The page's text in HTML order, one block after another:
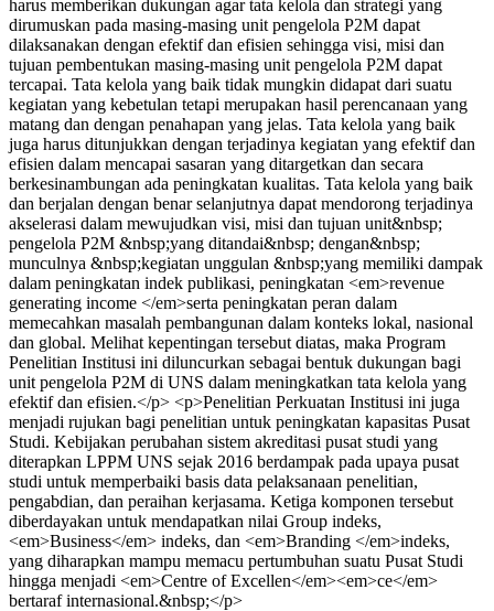
harus memberikan dukungan agar tata kelola dan strategi yang
dirumuskan pada masing-masing unit pengelola P2M dapat
dilaksanakan dengan efektif dan efisien sehingga visi, misi dan
tujuan pembentukan masing-masing unit pengelola P2M dapat
tercapai. Tata kelola yang baik tidak mungkin didapat dari suatu
kegiatan yang kebetulan tetapi merupakan hasil perencanaan yang
matang dan dengan penahapan yang jelas. Tata kelola yang baik
juga harus ditunjukkan dengan terjadinya kegiatan yang efektif dan
efisien dalam mencapai sasaran yang ditargetkan dan secara
berkesinambungan ada peningkatan kualitas. Tata kelola yang baik
dan berjalan dengan benar selanjutnya dapat mendorong terjadinya
akselerasi dalam mewujudkan visi, misi dan tujuan unit&nbsp;
pengelola P2M &nbsp;yang ditandai&nbsp; dengan&nbsp;
munculnya &nbsp;kegiatan unggulan &nbsp;yang memiliki dampak
dalam peningkatan indek publikasi, peningkatan <em>revenue
generating income </em>serta peningkatan peran dalam
memecahkan masalah pembangunan dalam konteks lokal, nasional
dan global. Melihat kepentingan tersebut diatas, maka Program
Penelitian Institusi ini diluncurkan sebagai bentuk dukungan bagi
unit pengelola P2M di UNS dalam meningkatkan tata kelola yang
efektif dan efisien.</p> <p>Penelitian Perkuatan Institusi ini juga
menjadi rujukan bagi penelitian untuk peningkatan kapasitas Pusat
Studi. Kebijakan perubahan sistem akreditasi pusat studi yang
diterapkan LPPM UNS sejak 2016 berdampak pada upaya pusat
studi untuk memperbaiki basis data pelaksanaan penelitian,
pengabdian, dan peraihan kerjasama. Ketiga komponen tersebut
diberdayakan untuk mendapatkan nilai Group indeks,
<em>Business</em> indeks, dan <em>Branding </em>indeks,
yang diharapkan mampu memacu pertumbuhan suatu Pusat Studi
hingga menjadi <em>Centre of Excellen</em><em>ce</em>
bertaraf internasional.&nbsp;</p>